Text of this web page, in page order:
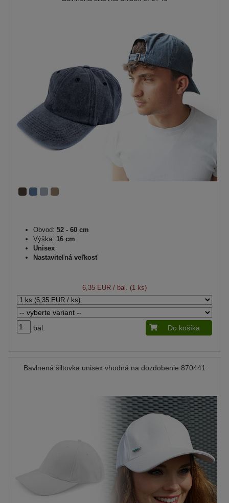
Obvod: 52 - 60 cm
Výška: 16 cm
Unisex
Nastaviteľná veľkosť
6,35 EUR / bal. (1 ks)
bal. Do košíka
Bavlnená šiltovka unisex vhodná na dozdobenie 870441